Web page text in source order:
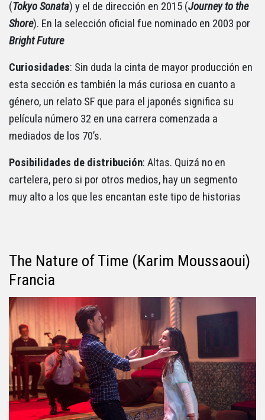
(TokyoSonata) y el de dirección en 2015 (Journey to the
Shore). En la selección oficial fue nominado en 2003 por
BrightFuture
Curiosidades: Sin duda la cinta de mayor producción en
esta sección es también la más curiosa en cuanto a
género, un relato SF que para el japonés significa su
película número 32 en una carrera comenzada a
mediados de los 70’s.
Posibilidades de distribución: Altas. Quizá no en
cartelera, pero si por otros medios, hay un segmento
muy alto a los que les encantan este tipo de historias
The Nature of Time (Karim Moussaoui)
Francia